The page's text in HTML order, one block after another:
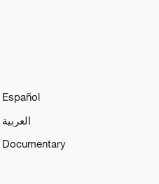
Español
العربية
Documentary